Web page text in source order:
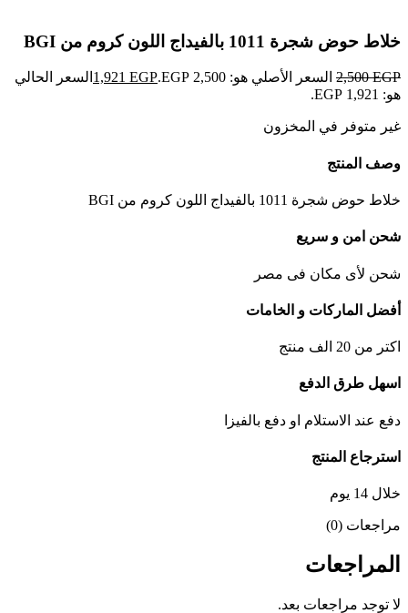
خلاط حوض شجرة 1011 بالفيداج اللون كروم من BGI
2,500EGP السعر الأصلي هو: 2,500 EGP. 1,921 EGP
السعر الحالي
هو: 1,921 EGP.
غير متوفر في المخزون
وصف المنتج
خلاط حوض شجرة 1011 بالفيداج اللون كروم من BGI
شحن امن و سريع
شحن لأى مكان فى مصر
أفضل الماركات و الخامات
اكتر من 20 الف منتج
اسهل طرق الدفع
دفع عند الاستلام او دفع بالفيزا
استرجاع المنتج
خلال 14 يوم
مراجعات (0)
المراجعات
لا توجد مراجعات بعد.